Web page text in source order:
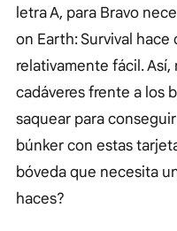
letra A, para Bravo
on Earth: Survival hace
relativamente fácil.
cadáveres frente a los
saquear para
búnker con estas
bóveda que necesita
haces?